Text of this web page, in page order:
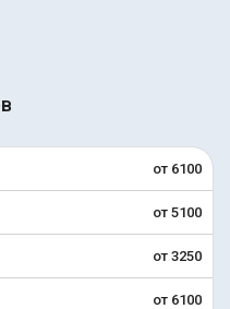
от 6100
от 5100
от 3250
от 6100